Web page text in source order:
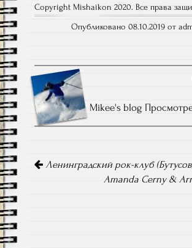
Copyright Mishaikon 2020. Все права
Опубликовано 08.10.2019 от
Mikee's blog
поЛенинградский рок-клуб
Amanda Cerny &